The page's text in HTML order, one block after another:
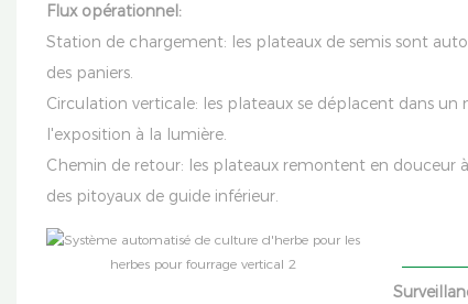
Flux opérationnel:
Station de chargement: les plateaux de semis sont
des paniers.
Circulation verticale: les plateaux se déplacent dans
l'exposition à la lumière.
Chemin de retour: les plateaux remontent en douceur
des pitoyaux de guide inférieur.